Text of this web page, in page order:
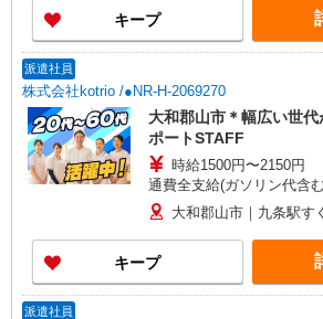
間之町西入石原町281番
T001号室 【在宅介護セン
都市伏見区石田大受町42
市北区出雲路立テ本町7
■奈良県 【在宅介護セン
和郡山市南郡山町330番
室 【在宅介護センター橿
町132-14
キープ
派遣社員
株式会社kotrio /●NR-H-2069270
大和郡山市＊幅広い世
ポートSTAFF
時給1500円〜2150円
通費全支給(ガソリン代含
大和郡山市｜九条駅す
キープ
派遣社員